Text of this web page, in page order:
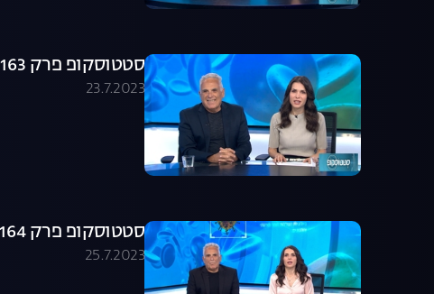
סטטוסקופ פרק 163
23.7.2023
סטטוסקופ פרק 164
25.7.2023